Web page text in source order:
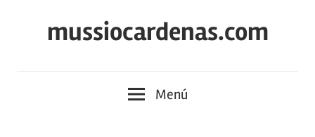
mussiocardenas.com
Menú